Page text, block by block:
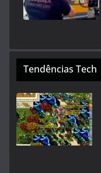
Tendências Tech